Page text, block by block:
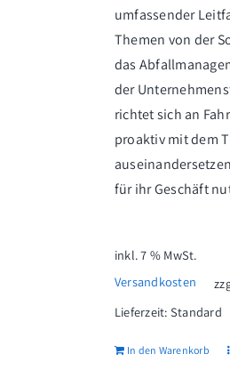
umfassender
Themen von der
das
der
richtet sich an
proaktiv mit dem
für ihr Geschäft
inkl. 7 % MwSt.
Versandkosten
Lieferzeit: Standard
In den Warenkorb